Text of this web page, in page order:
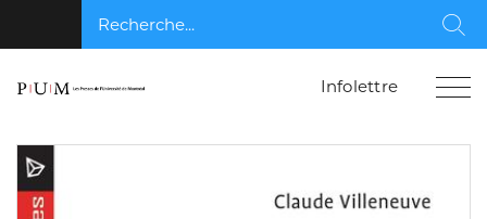
Recherche...
Infolettre